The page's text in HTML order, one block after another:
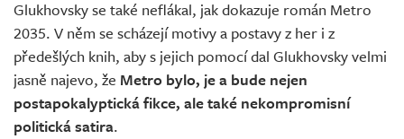
Glukhovsky se také neflákal, jak dokazuje román Metro
2035. V něm se scházejí motivy a postavy z her i z
předešlých knih, aby s jejich pomocí dal Glukhovsky velmi
jasně najevo, že Metro bylo, je a bude nejen
postapokalyptická fikce, ale také nekompromisní
politická satira.